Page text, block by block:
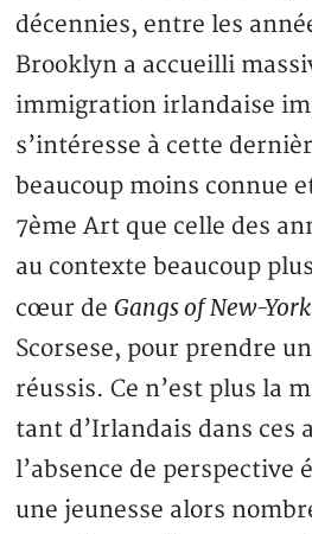
décennies, entre les
Brooklyn a accueilli
immigration irlandaise
s’intéresse à cette
beaucoup moins connue
7ème Art que celle des
au contexte beaucoup
cœur de Gangs of New-York
Scorsese, pour prendre
réussis. Ce n’est plus la
tant d’Irlandais dans ces
l’absence de perspective
une jeunesse alors